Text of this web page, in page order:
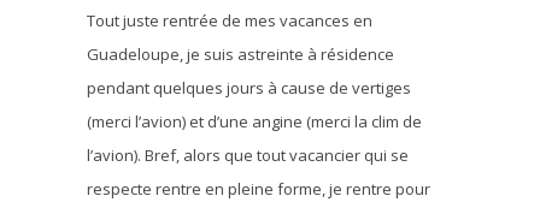
Tout juste rentrée de mes vacances en
Guadeloupe, je suis astreinte à résidence
pendant quelques jours à cause de vertiges
(merci l’avion) et d’une angine (merci la clim de
l’avion). Bref, alors que tout vacancier qui se
respecte rentre en pleine forme, je rentre pour